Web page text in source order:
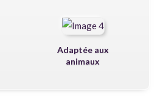
Adaptée aux
animaux